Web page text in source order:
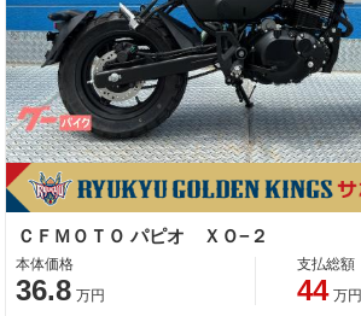
ＣＦＭＯＴＯ パピオ ＸＯ−２
本体価格
36.8 万円
支払総額
44 万円